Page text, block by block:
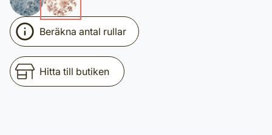
Beräkna antal rullar
Hitta till butiken